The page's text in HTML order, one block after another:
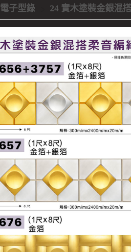
電子型錄 24 實木塗裝金銀混